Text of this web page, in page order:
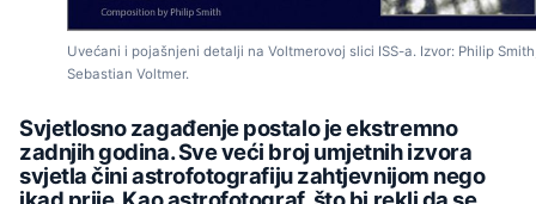
Uvećani i pojašnjeni detalji na Voltmerovoj slici ISS-a. Izvor: Philip
Sebastian Voltmer.
Svjetlosno zagađenje postalo je ekstremno
zadnjih godina. Sve veći broj umjetnih izvora
svjetla čini astrofotografiju zahtjevnijom nego